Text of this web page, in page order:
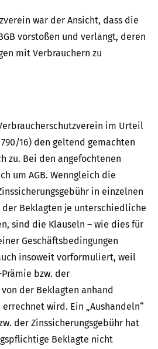
war der Ansicht, dass die
vorstoßen und verlangt, deren
mit Verbrauchern zu
im Urteil
790/16) den geltend gemachten
zu. Bei den angefochtenen
um AGB. Wenngleich die
in einzelnen
Beklagten je unterschiedliche
sind die Klauseln – wie dies für
Geschäftsbedingungen
insoweit vorformuliert, weil
bzw. der
der Beklagten anhand
wird. Ein „Aushandeln“
der Zinssicherungsgebühr hat
Beklagte nicht